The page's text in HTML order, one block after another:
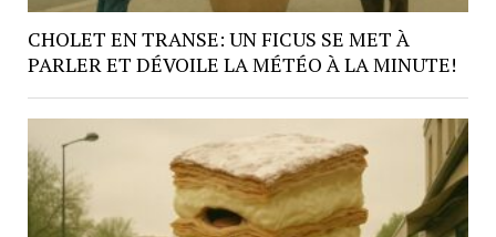
CHOLET EN TRANSE: UN FICUS SE MET À
PARLER ET DÉVOILE LA MÉTÉO À LA MINUTE!